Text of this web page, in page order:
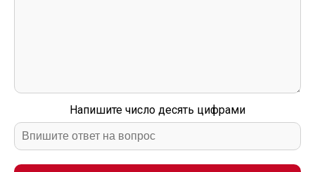
Напишите число десять цифрами